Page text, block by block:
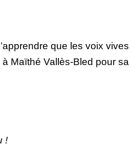
que les voix vives
Maïthé Vallès-Bled pour sa
!